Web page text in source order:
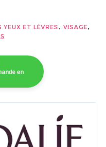
et lèvres,Visage,
en